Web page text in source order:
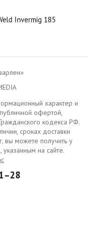
Invermig 185
характер и
офертой,
кодекса РФ.
сроках доставки
вы можете получить у
на сайте.